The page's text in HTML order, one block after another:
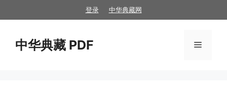
至
登录 中华典藏网
中华典藏 PDF 菜